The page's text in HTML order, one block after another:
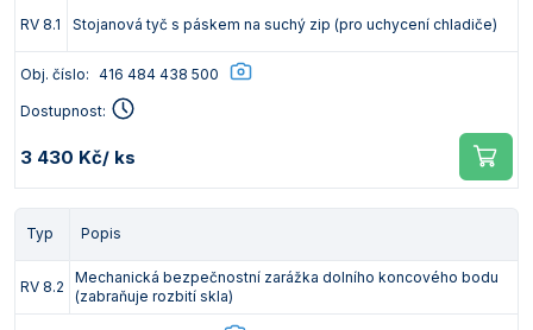
RV 8.1 Stojanová tyč s páskem na suchý zip (pro uchycení chladiče)
Obj. číslo: 416 484 438 500
Dostupnost:
3 430 Kč/ ks
Typ Popis
RV 8.2
Mechanická bezpečnostní zarážka dolního koncového bodu
(zabraňuje rozbití skla)